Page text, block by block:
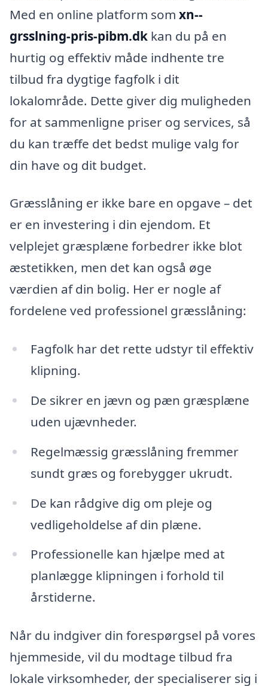
Med en online platform som xn--
grsslning-pris-pibm.dk kan du på en
hurtig og effektiv måde indhente tre
tilbud fra dygtige fagfolk i dit
lokalområde. Dette giver dig muligheden
for at sammenligne priser og services, så
du kan træffe det bedst mulige valg for
din have og dit budget.
Græsslåning er ikke bare en opgave – det
er en investering i din ejendom. Et
velplejet græsplæne forbedrer ikke blot
æstetikken, men det kan også øge
værdien af din bolig. Her er nogle af
fordelene ved professionel græsslåning:
Fagfolk har det rette udstyr til effektiv
klipning.
De sikrer en jævn og pæn græsplæne
uden ujævnheder.
Regelmæssig græsslåning fremmer
sundt græs og forebygger ukrudt.
De kan rådgive dig om pleje og
vedligeholdelse af din plæne.
Professionelle kan hjælpe med at
planlægge klipningen i forhold til
årstiderne.
Når du indgiver din forespørgsel på vores
hjemmeside, vil du modtage tilbud fra
lokale virksomheder, der specialiserer sig i